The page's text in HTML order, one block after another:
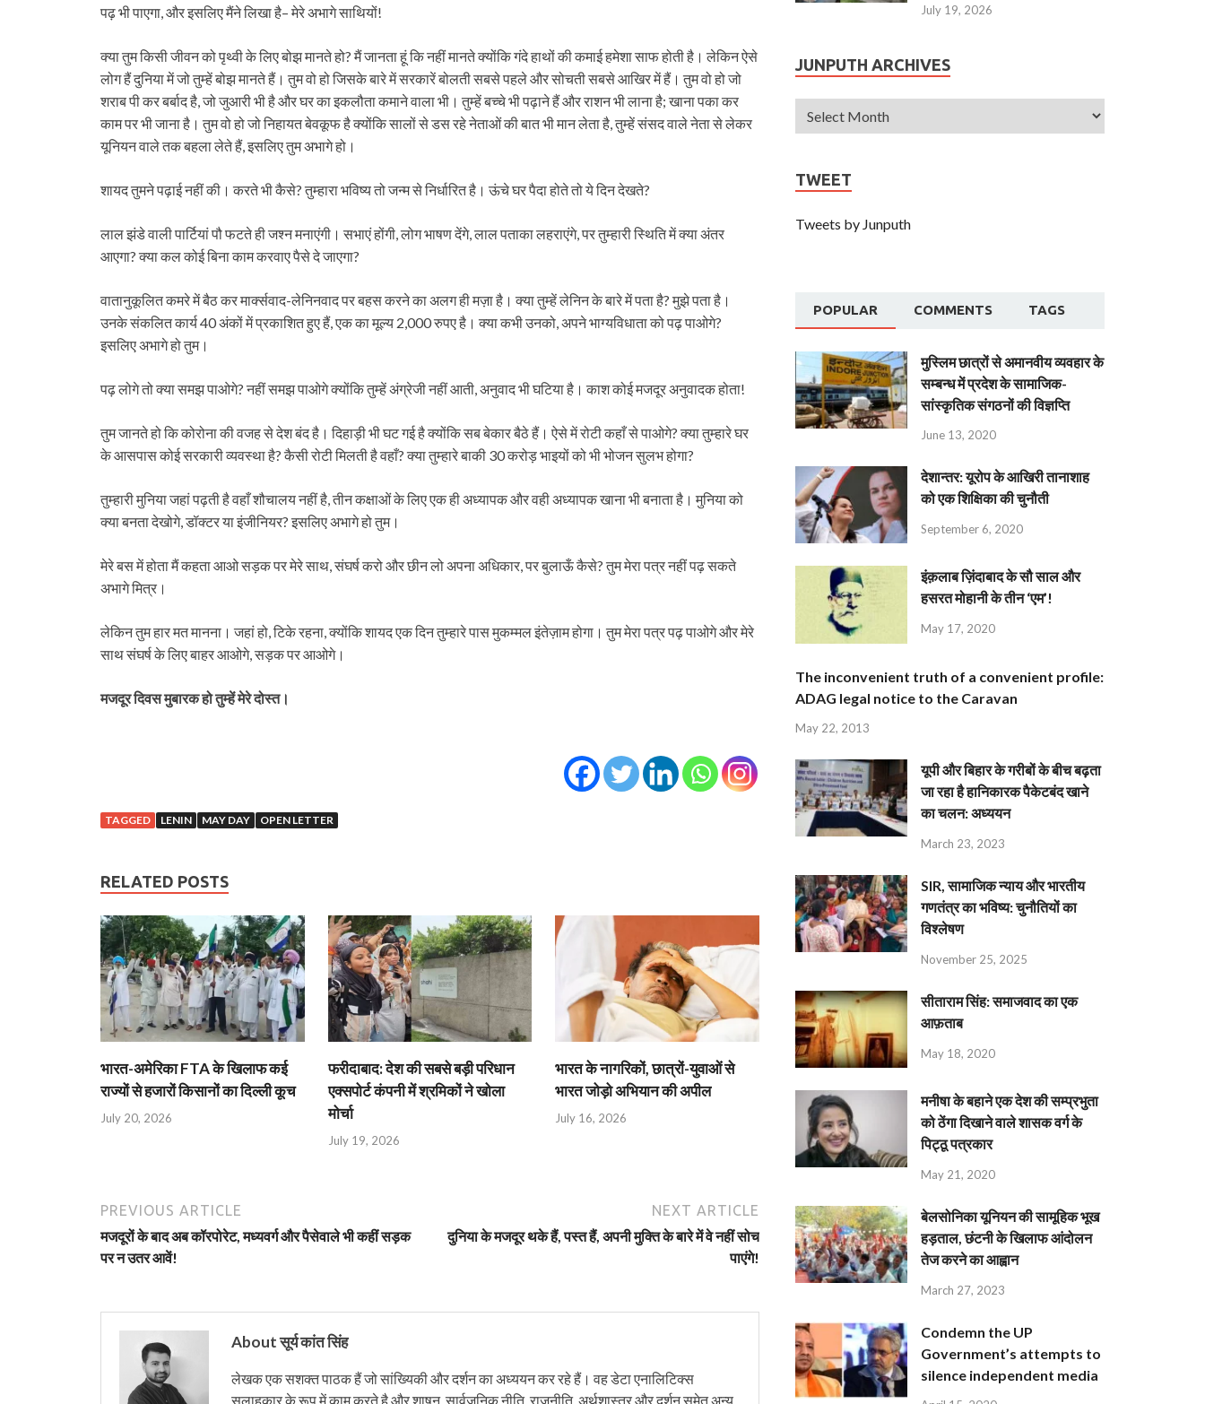
पढ़ भी पाएगा, और इसलिए मैंने लिखा है– मेरे अभागे साथियों!
क्या तुम किसी जीवन को पृथ्वी के लिए बोझ मानते हो? मैं जानता हूं कि नहीं मानते क्योंकि गंदे हाथों की कमाई हमेशा साफ होती है। लेकिन ऐसे
लोग हैं दुनिया में जो तुम्हें बोझ मानते हैं। तुम वो हो जिसके बारे में सरकारें बोलती सबसे पहले और सोचती सबसे आखिर में हैं। तुम वो हो जो
शराब पी कर बर्बाद है, जो जुआरी भी है और घर का इकलौता कमाने वाला भी। तुम्हें बच्चे भी पढ़ाने हैं और राशन भी लाना है; खाना पका कर
काम पर भी जाना है। तुम वो हो जो निहायत बेवकूफ है क्योंकि सालों से डस रहे नेताओं की बात भी मान लेता है, तुम्हें संसद वाले नेता से लेकर
यूनियन वाले तक बहला लेते हैं, इसलिए तुम अभागे हो।
शायद तुमने पढ़ाई नहीं की। करते भी कैसे? तुम्हारा भविष्य तो जन्म से निर्धारित है। ऊंचे घर पैदा होते तो ये दिन देखते?
लाल झंडे वाली पार्टियां पौ फटते ही जश्न मनाएंगी। सभाएं होंगी, लोग भाषण देंगे, लाल पताका लहराएंगे, पर तुम्हारी स्थिति में क्या अंतर
आएगा? क्या कल कोई बिना काम करवाए पैसे दे जाएगा?
वातानुकूलित कमरे में बैठ कर मार्क्सवाद-लेनिनवाद पर बहस करने का अलग ही मज़ा है। क्या तुम्हें लेनिन के बारे में पता है? मुझे पता है।
उनके संकलित कार्य 40 अंकों में प्रकाशित हुए हैं, एक का मूल्य 2,000 रुपए है। क्या कभी उनको, अपने भाग्यविधाता को पढ़ पाओगे?
इसलिए अभागे हो तुम।
पढ़ लोगे तो क्या समझ पाओगे? नहीं समझ पाओगे क्योंकि तुम्हें अंग्रेजी नहीं आती, अनुवाद भी घटिया है। काश कोई मजदूर अनुवादक होता!
तुम जानते हो कि कोरोना की वजह से देश बंद है। दिहाड़ी भी घट गई है क्योंकि सब बेकार बैठे हैं। ऐसे में रोटी कहाँ से पाओगे? क्या तुम्हारे घर
के आसपास कोई सरकारी व्यवस्था है? कैसी रोटी मिलती है वहाँ? क्या तुम्हारे बाकी 30 करोड़ भाइयों को भी भोजन सुलभ होगा?
तुम्हारी मुनिया जहां पढ़ती है वहाँ शौचालय नहीं है, तीन कक्षाओं के लिए एक ही अध्यापक और वही अध्यापक खाना भी बनाता है। मुनिया को
क्या बनता देखोगे, डॉक्टर या इंजीनियर? इसलिए अभागे हो तुम।
मेरे बस में होता मैं कहता आओ सड़क पर मेरे साथ, संघर्ष करो और छीन लो अपना अधिकार, पर बुलाऊँ कैसे? तुम मेरा पत्र नहीं पढ़ सकते
अभागे मित्र।
लेकिन तुम हार मत मानना। जहां हो, टिके रहना, क्योंकि शायद एक दिन तुम्हारे पास मुकम्मल इंतेज़ाम होगा। तुम मेरा पत्र पढ़ पाओगे और मेरे
साथ संघर्ष के लिए बाहर आओगे, सड़क पर आओगे।
मजदूर दिवस मुबारक हो तुम्हें मेरे दोस्त।
TAGGED LENIN MAY DAY OPEN LETTER
RELATED POSTS
भारत-अमेरिका FTA के खिलाफ कई
राज्यों से हजारों किसानों का दिल्ली कूच
July 20, 2026
फरीदाबाद: देश की सबसे बड़ी परिधान
एक्सपोर्ट कंपनी में श्रमिकों ने खोला
मोर्चा
July 19, 2026
भारत के नागरिकों, छात्रों-युवाओं से
भारत जोड़ो अभियान की अपील
July 16, 2026
PREVIOUS ARTICLE
मजदूरों के बाद अब कॉरपोरेट, मध्यवर्ग और पैसेवाले भी कहीं सड़क
पर न उतर आवें!
NEXT ARTICLE
दुनिया के मजदूर थके हैं, पस्त हैं, अपनी मुक्ति के बारे में वे नहीं सोच
पाएंगे!
About सूर्य कांत सिंह
लेखक एक सशक्त पाठक हैं जो सांख्यिकी और दर्शन का अध्ययन कर रहे हैं। वह डेटा एनालिटिक्स
सलाहकार के रूप में काम करते है और शाषन, सार्वजनिक नीति, राजनीति, अर्थशास्त्र और दर्शन समेत अन्य
July 19, 2026
JUNPUTH ARCHIVES
TWEET
Tweets by Junputh
POPULAR COMMENTS TAGS
मुस्लिम छात्रों से अमानवीय व्यवहार के
सम्बन्ध में प्रदेश के सामाजिक-
सांस्कृतिक संगठनों की विज्ञप्ति
June 13, 2020
देशान्‍तर: यूरोप के आखिरी तानाशाह
को एक शिक्षिका की चुनौती
September 6, 2020
इंक़लाब ज़िंदाबाद के सौ साल और
हसरत मोहानी के तीन ‘एम’!
May 17, 2020
The inconvenient truth of a convenient profile:
ADAG legal notice to the Caravan
May 22, 2013
यूपी और बिहार के गरीबों के बीच बढ़ता
जा रहा है हानिकारक पैकेटबंद खाने
का चलन: अध्ययन
March 23, 2023
SIR, सामाजिक न्याय और भारतीय
गणतंत्र का भविष्य: चुनौतियों का
विश्लेषण
November 25, 2025
सीताराम सिंह: समाजवाद का एक
आफ़ताब
May 18, 2020
मनीषा के बहाने एक देश की सम्प्रभुता
को ठेंगा दिखाने वाले शासक वर्ग के
पिट्ठू पत्रकार
May 21, 2020
बेलसोनिका यूनियन की सामूहिक भूख
हड़ताल, छंटनी के खिलाफ आंदोलन
तेज करने का आह्वान
March 27, 2023
Condemn the UP
Government’s attempts to
silence independent media